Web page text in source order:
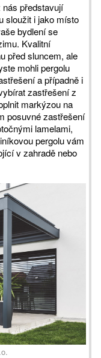
představují
sloužit i jako místo
bydlení se
Kvalitní
před sluncem, ale
mohli pergolu
a případně i
zastřešení z
markýzou na
posuvné zastřešení
lamelami,
pergolu vám
v zahradě nebo